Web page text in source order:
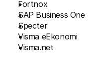
Fortnox
SAP Business One
Specter
Visma eEkonomi
Visma.net